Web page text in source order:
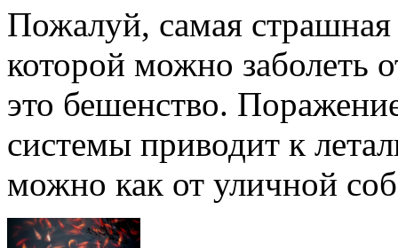
Пожалуй, самая страшная
которой можно заболеть
это бешенство.
системы приводит к
можно как от уличной